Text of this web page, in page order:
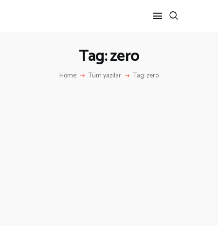
Tag: zero
Home Tüm yazılar Tag: zero
HAKKIMIZDA